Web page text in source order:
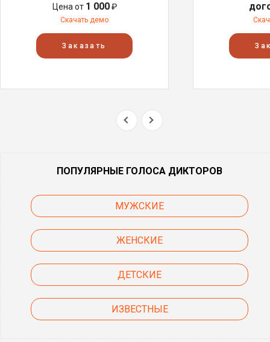
Цена от 1 000₽
Скачать демо
Заказать
ПОПУЛЯРНЫЕ ГОЛОСА ДИКТОРОВ
МУЖСКИЕ
ЖЕНСКИЕ
ДЕТСКИЕ
ИЗВЕСТНЫЕ